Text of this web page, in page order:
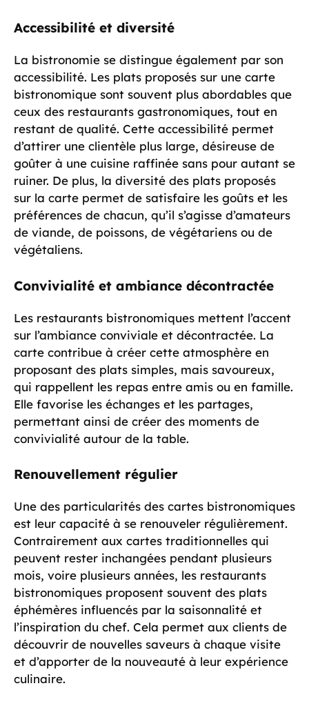
Accessibilité et diversité
La bistronomie se distingue également par son
accessibilité. Les plats proposés sur une carte
bistronomique sont souvent plus abordables que
ceux des restaurants gastronomiques, tout en
restant de qualité. Cette accessibilité permet
d’attirer une clientèle plus large, désireuse de
goûter à une cuisine raffinée sans pour autant se
ruiner. De plus, la diversité des plats proposés
sur la carte permet de satisfaire les goûts et les
préférences de chacun, qu’il s’agisse d’amateurs
de viande, de poissons, de végétariens ou de
végétaliens.
Convivialité et ambiance décontractée
Les restaurants bistronomiques mettent l’accent
sur l’ambiance conviviale et décontractée. La
carte contribue à créer cette atmosphère en
proposant des plats simples, mais savoureux,
qui rappellent les repas entre amis ou en famille.
Elle favorise les échanges et les partages,
permettant ainsi de créer des moments de
convivialité autour de la table.
Renouvellement régulier
Une des particularités des cartes bistronomiques
est leur capacité à se renouveler régulièrement.
Contrairement aux cartes traditionnelles qui
peuvent rester inchangées pendant plusieurs
mois, voire plusieurs années, les restaurants
bistronomiques proposent souvent des plats
éphémères influencés par la saisonnalité et
l’inspiration du chef. Cela permet aux clients de
découvrir de nouvelles saveurs à chaque visite
et d’apporter de la nouveauté à leur expérience
culinaire.